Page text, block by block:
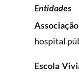
Entidades
hospital
Escola